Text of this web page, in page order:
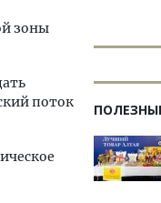
зоны
поток